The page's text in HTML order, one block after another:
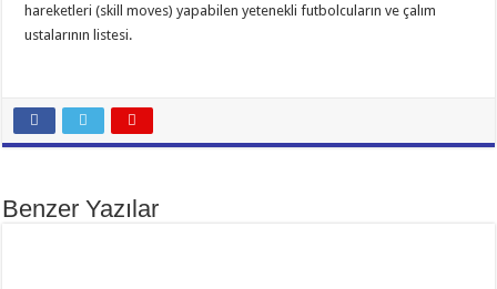
hareketleri (skill moves) yapabilen yetenekli futbolcuların ve çalım
ustalarının listesi.
Benzer Yazılar